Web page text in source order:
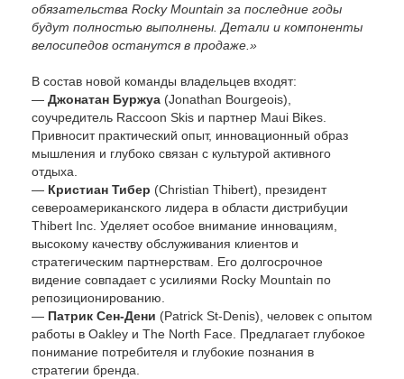
обязательства Rocky Mountain за последние годы
будут полностью выполнены. Детали и компоненты
велосипедов останутся в продаже.»
В состав новой команды владельцев входят:
— Джонатан Буржуа (Jonathan Bourgeois),
соучредитель Raccoon Skis и партнер Maui Bikes.
Привносит практический опыт, инновационный образ
мышления и глубоко связан с культурой активного
отдыха.
— Кристиан Тибер (Christian Thibert), президент
североамериканского лидера в области дистрибуции
Thibert Inc. Уделяет особое внимание инновациям,
высокому качеству обслуживания клиентов и
стратегическим партнерствам. Его долгосрочное
видение совпадает с усилиями Rocky Mountain по
репозиционированию.
— Патрик Сен-Дени (Patrick St-Denis), человек с опытом
работы в Oakley и The North Face. Предлагает глубокое
понимание потребителя и глубокие познания в
стратегии бренда.